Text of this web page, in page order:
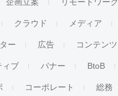
クラウド メディア
ー 広告 コンテンツ
ィブ バナー BtoB
コーポレート 総務